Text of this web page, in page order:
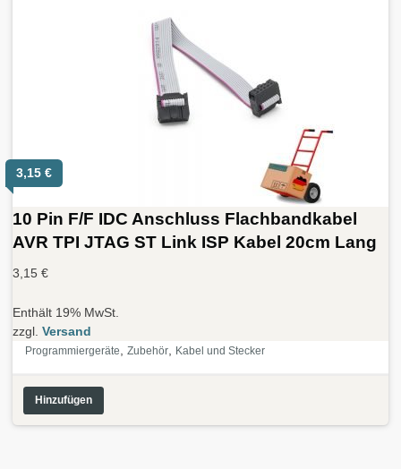
3,15 €
10 Pin F/F IDC Anschluss Flachbandkabel
AVR TPI JTAG ST Link ISP Kabel 20cm Lang
3,15 €
Enthält 19% MwSt.
zzgl. Versand
Programmiergeräte Zubehör Kabel und Stecker
Hinzufügen